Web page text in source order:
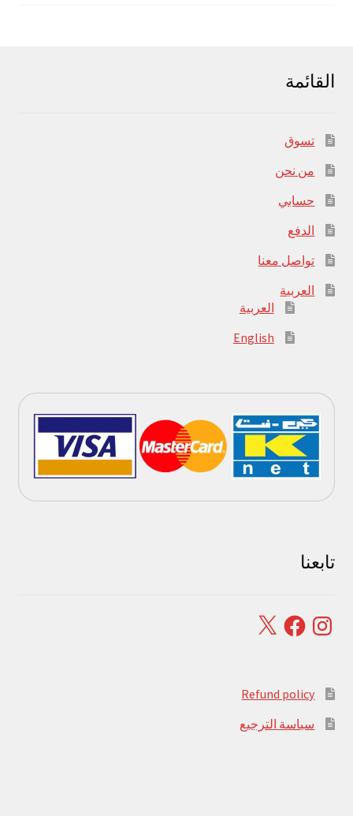
القائمة
تسوق
من نحن
حسابي
الدفع
تواصل معنا
العربية
العربية
English
تابعنا
Instagram
Facebook
X
Refund policy
سياسة الترجيع